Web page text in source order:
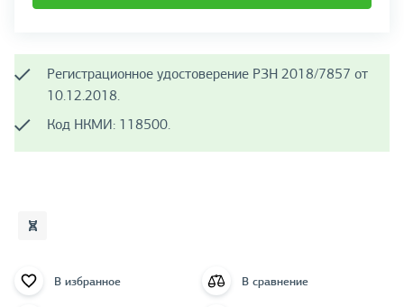
Регистрационное удостоверение РЗН 2018/7857 от
10.12.2018.
Код НКМИ: 118500.
В избранное В сравнение